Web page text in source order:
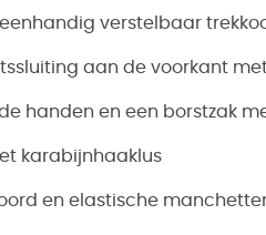
verstelbaar
aan de voorkant
handen en een borstzak
karabijnhaaklus
en elastische